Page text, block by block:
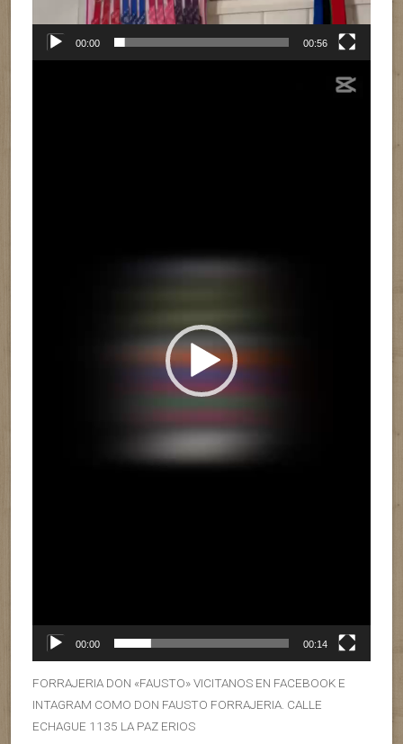
00:00 00:56
00:00 00:14
FORRAJERIA DON «FAUSTO» VICITANOS EN FACEBOOK E
INTAGRAM COMO DON FAUSTO FORRAJERIA. CALLE
ECHAGUE 1135 LA PAZ ERIOS